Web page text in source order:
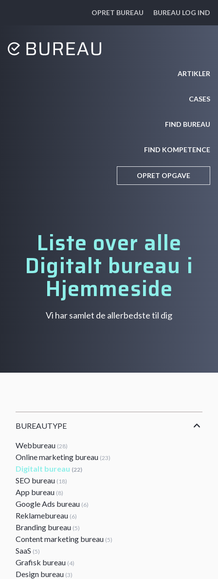
OPRET BUREAU BUREAU LOG IND
ARTIKLER
CASES
FIND BUREAU
FIND KOMPETENCE
OPRET OPGAVE
Liste over alle
Digitalt bureau i
Hjemmeside
Vi har samlet de allerbedste til dig
BUREAUTYPE
Webbureau (28)
Online marketing bureau (23)
Digitalt bureau (22)
SEO bureau (18)
App bureau (8)
Google Ads bureau (6)
Reklamebureau (6)
Branding bureau (5)
Content marketing bureau (5)
SaaS (5)
Grafisk bureau (4)
Design bureau (3)